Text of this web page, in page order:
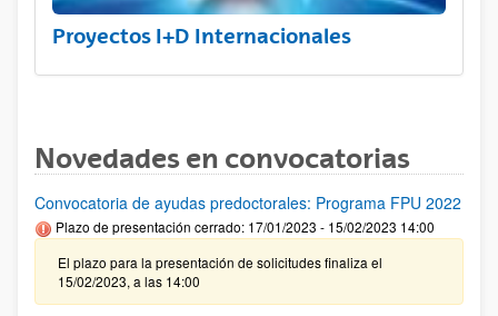
Proyectos I+D Internacionales
Novedades en convocatorias
Convocatoria de ayudas predoctorales: Programa FPU 2022
Plazo de presentación cerrado: 17/01/2023 - 15/02/2023 14:00
El plazo para la presentación de solicitudes finaliza el
15/02/2023, a las 14:00